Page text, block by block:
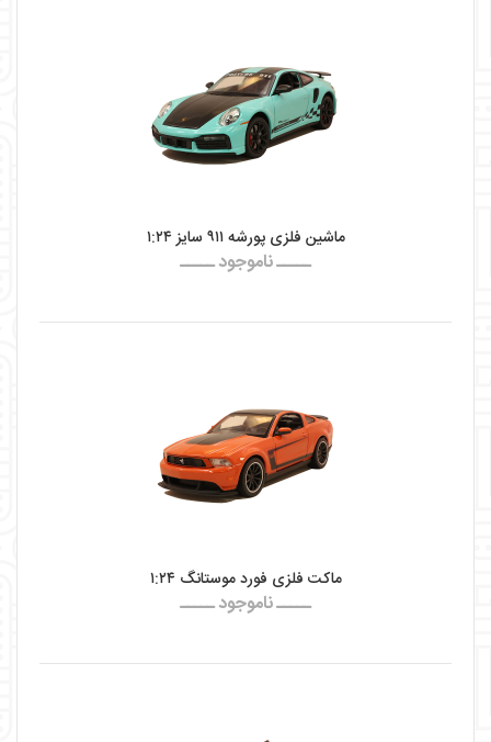
ماشین فلزی پورشه ۹۱۱ سایز ۱:۲۴
ـــــ ناموجود ـــــ
ماکت فلزی فورد موستانگ ۱:۲۴
ـــــ ناموجود ـــــ